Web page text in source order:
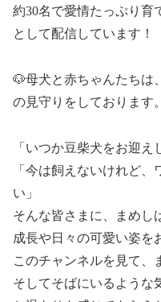
約30名で愛情たっぷり育
として配信しています！
🐶母犬と赤ちゃんたちは
の見守りをしております。
「いつか豆柴犬をお迎え
「今は飼えないけれど
い」
そんな皆さまに、まめし
成長や日々の可愛い姿を
このチャンネルを見て、
そしてそばにいるような